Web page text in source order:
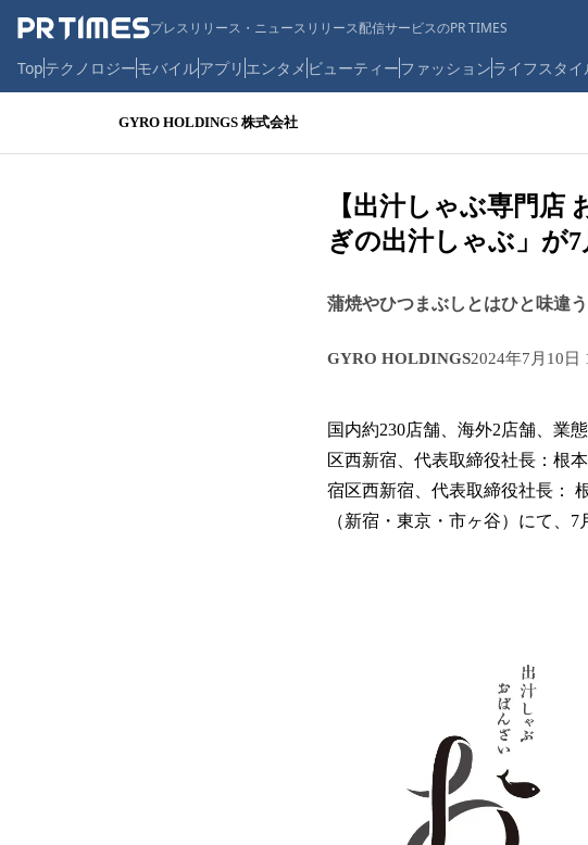
プレスリリース・ニュースリリース配信サービスのPR TIMES
Topテクノロジーモバイルアプリ エンタメ ビューティーファッションライフスタイ
GYRO HOLDINGS 株式会社
【出汁しゃぶ専門店
ぎの出汁しゃぶ」が
蒲焼やひつまぶしとはひと味違
GYRO HOLDINGS2024年7月10日
国内約230店舗、海外2店舗、業
区西新宿、代表取締役社長：根
宿区西新宿、代表取締役社長：
（新宿・東京・市ヶ谷）にて、